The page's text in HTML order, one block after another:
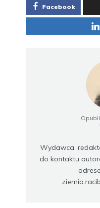
tym na Śląsku, w
głowę kaptur z
kata na Śląsku,
w mieście. Miał do
hyclami. Usuwali
miejskie,
Christoph Sottor
,katowka,
szubrawcy,wyrok